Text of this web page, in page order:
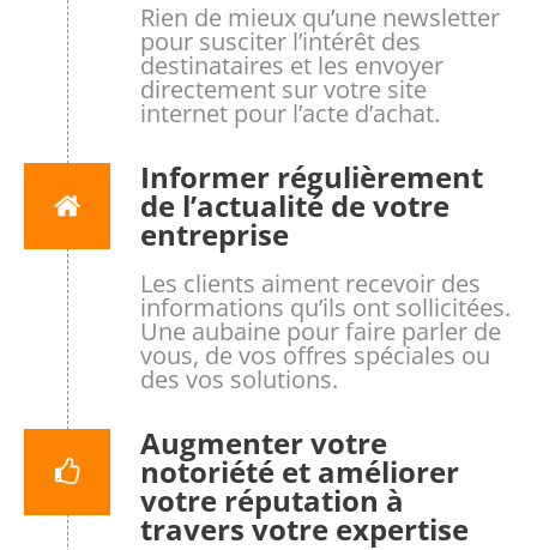
Rien de mieux qu’une newsletter
pour susciter l’intérêt des
destinataires et les envoyer
directement sur votre site
internet pour l’acte d’achat.
Informer régulièrement
de l’actualité de votre
entreprise
Les clients aiment recevoir des
informations qu’ils ont sollicitées.
Une aubaine pour faire parler de
vous, de vos offres spéciales ou
des vos solutions.
Augmenter votre
notoriété et améliorer
votre réputation à
travers votre expertise